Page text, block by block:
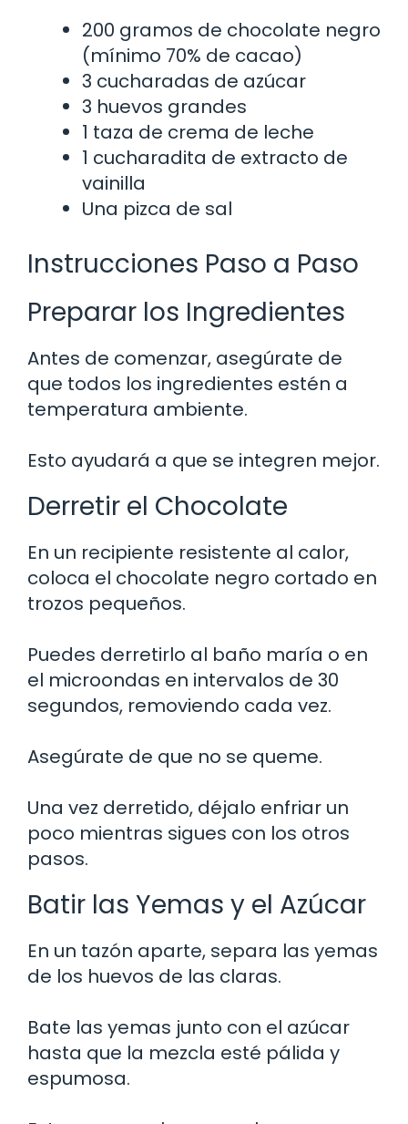
200 gramos de chocolate negro
(mínimo 70% de cacao)
3 cucharadas de azúcar
3 huevos grandes
1 taza de crema de leche
1 cucharadita de extracto de
vainilla
Una pizca de sal
Instrucciones Paso a Paso
Preparar los Ingredientes
Antes de comenzar, asegúrate de
que todos los ingredientes estén a
temperatura ambiente.
Esto ayudará a que se integren mejor.
Derretir el Chocolate
En un recipiente resistente al calor,
coloca el chocolate negro cortado en
trozos pequeños.
Puedes derretirlo al baño maría o en
el microondas en intervalos de 30
segundos, removiendo cada vez.
Asegúrate de que no se queme.
Una vez derretido, déjalo enfriar un
poco mientras sigues con los otros
pasos.
Batir las Yemas y el Azúcar
En un tazón aparte, separa las yemas
de los huevos de las claras.
Bate las yemas junto con el azúcar
hasta que la mezcla esté pálida y
espumosa.